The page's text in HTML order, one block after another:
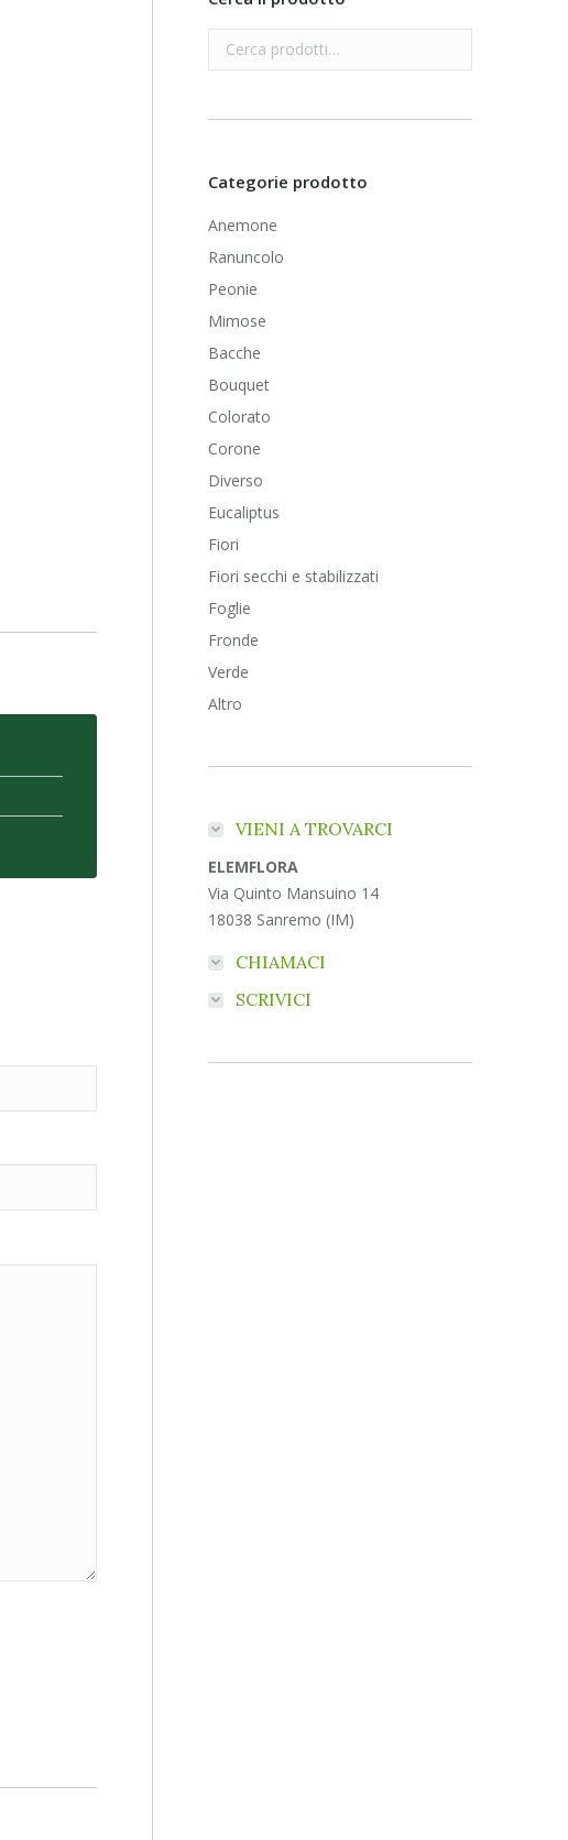
Categorie prodotto
Anemone
Ranuncolo
Peonie
Mimose
Bacche
Bouquet
Colorato
Corone
Diverso
Eucaliptus
Fiori
Fiori secchi e stabilizzati
Foglie
Fronde
Verde
Altro
VIENI A TROVARCI
ELEMFLORA
Via Quinto Mansuino 14
18038 Sanremo (IM)
CHIAMACI
SCRIVICI